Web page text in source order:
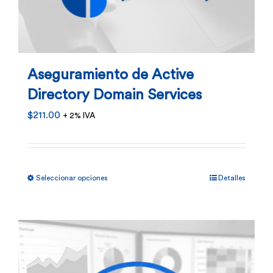
Aseguramiento de Active
Directory Domain Services
$211.00 + 2% IVA
Seleccionar opciones
múltiples
Las
Detalles